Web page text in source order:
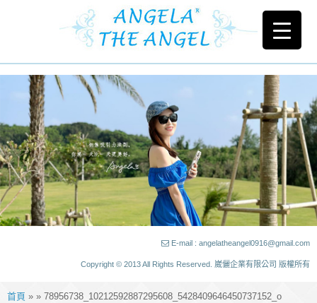
E-mail : angelatheangel0916@gmail.com
Copyright © 2013 All Rights Reserved. 崴儷企業有限公司 版權所有
首頁 » » 78956738_10212592887295608_5428409646450737152_o